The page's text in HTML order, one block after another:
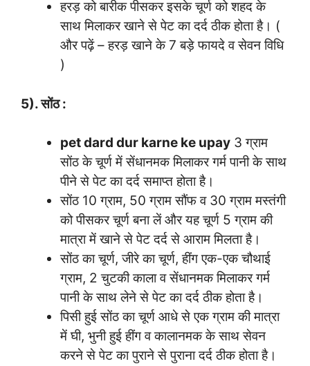
हरड़ को बारीक पीसकर इसके चूर्ण को शहद के
साथ मिलाकर खाने से पेट का दर्द ठीक होता है। (
और पढ़ें – हरड़ खाने के 7 बड़े फायदे व सेवन विधि
)
5). सोंठ :
pet dard dur karne ke upay 3 ग्राम
सोंठ के चूर्ण में सेंधानमक मिलाकर गर्म पानी के साथ
पीने से पेट का दर्द समाप्त होता है।
सोंठ 10 ग्राम, 50 ग्राम सौंफ व 30 ग्राम मस्तंगी
को पीसकर चूर्ण बना लें और यह चूर्ण 5 ग्राम की
मात्रा में खाने से पेट दर्द से आराम मिलता है।
सोंठ का चूर्ण, जीरे का चूर्ण, हींग एक-एक चौथाई
ग्राम, 2 चुटकी काला व सेंधानमक मिलाकर गर्म
पानी के साथ लेने से पेट का दर्द ठीक होता है।
पिसी हुई सोंठ का चूर्ण आधे से एक ग्राम की मात्रा
में घी, भुनी हुई हींग व कालानमक के साथ सेवन
करने से पेट का पुराने से पुराना दर्द ठीक होता है।